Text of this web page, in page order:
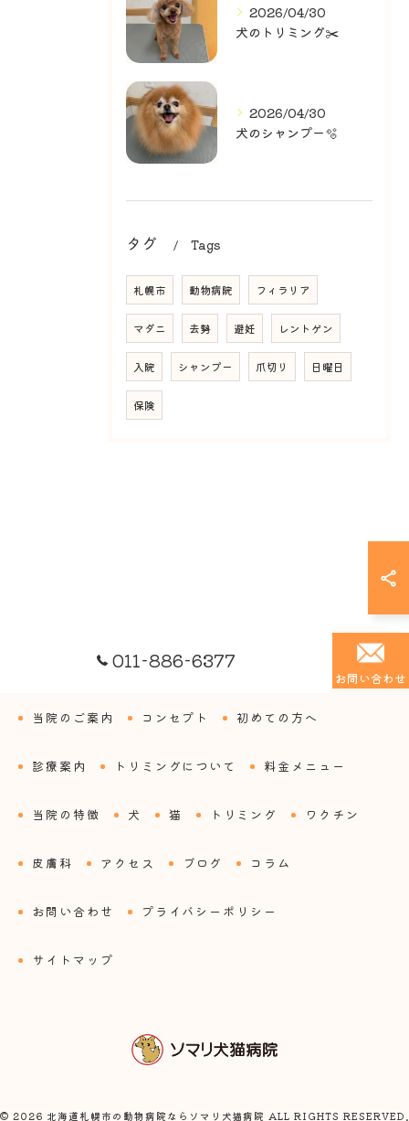
2026/04/30
犬のトリミング✂️
2026/04/30
犬のシャンプー🫧
タグ Tags
札幌市 動物病院 フィラリア
マダニ 去勢 避妊 レントゲン
入院 シャンプー 爪切り 日曜日
保険
011-886-6377
お問い合わせ
当院のご案内 コンセプト 初めての方へ
診療案内 トリミングについて 料金メニュー
当院の特徴 犬 猫 トリミング ワクチン
皮膚科 アクセス ブログ コラム
お問い合わせ プライバシーポリシー
サイトマップ
© 2026 北海道札幌市の動物病院ならソマリ犬猫病院 ALL RIGHTS RESERVED.